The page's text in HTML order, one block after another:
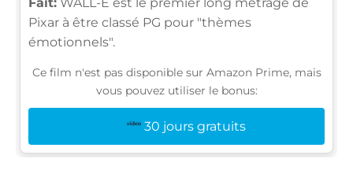
Pixar à être classé PG pour "thèmes
émotionnels".
Ce film n'est pas disponible sur Amazon Prime, mais
vous pouvez utiliser le bonus:
30 jours gratuits